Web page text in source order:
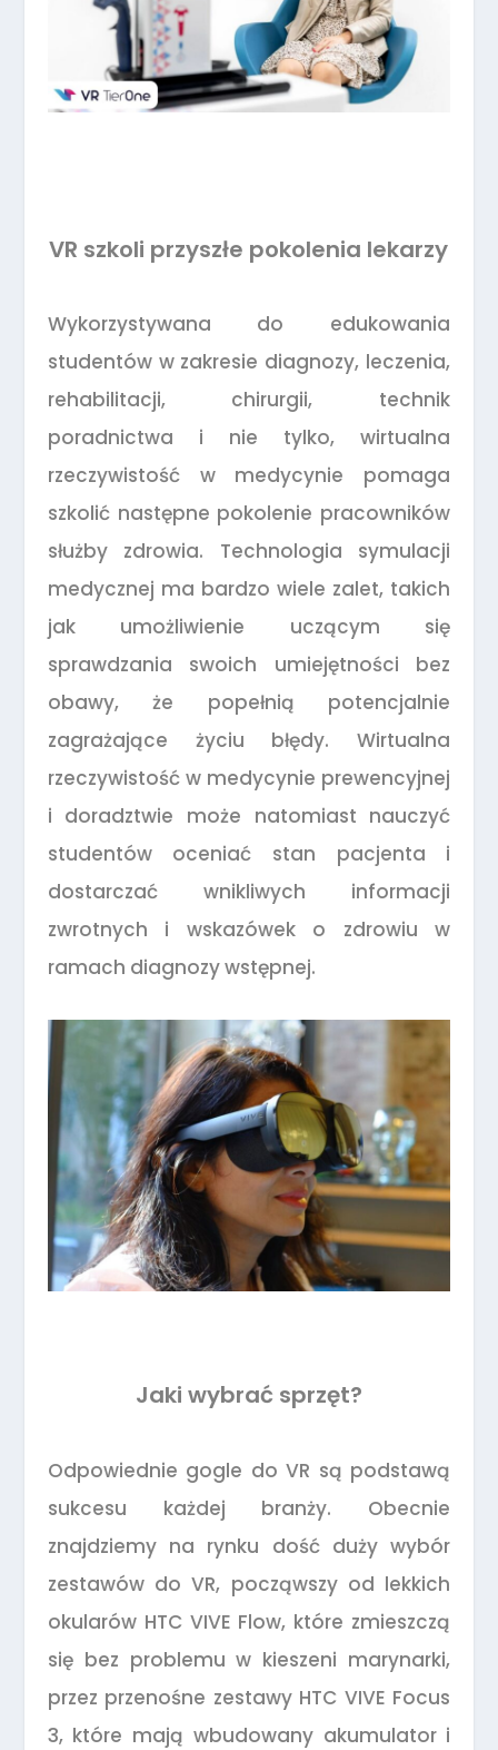
VR szkoli przyszłe pokolenia lekarzy
Wykorzystywana do edukowania
studentów w zakresie diagnozy, leczenia,
rehabilitacji, chirurgii, technik
poradnictwa i nie tylko, wirtualna
rzeczywistość w medycynie pomaga
szkolić następne pokolenie pracowników
służby zdrowia. Technologia symulacji
medycznej ma bardzo wiele zalet, takich
jak umożliwienie uczącym się
sprawdzania swoich umiejętności bez
obawy, że popełnią potencjalnie
zagrażające życiu błędy. Wirtualna
rzeczywistość w medycynie prewencyjnej
i doradztwie może natomiast nauczyć
studentów oceniać stan pacjenta i
dostarczać wnikliwych informacji
zwrotnych i wskazówek o zdrowiu w
ramach diagnozy wstępnej.
Jaki wybrać sprzęt?
Odpowiednie gogle do VR są podstawą
sukcesu każdej branży. Obecnie
znajdziemy na rynku dość duży wybór
zestawów do VR, począwszy od lekkich
okularów HTC VIVE Flow, które zmieszczą
się bez problemu w kieszeni marynarki,
przez przenośne zestawy HTC VIVE Focus
3, które mają wbudowany akumulator i